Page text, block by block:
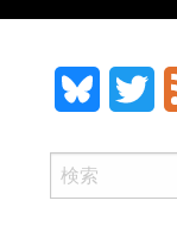
Bluesky
検
索